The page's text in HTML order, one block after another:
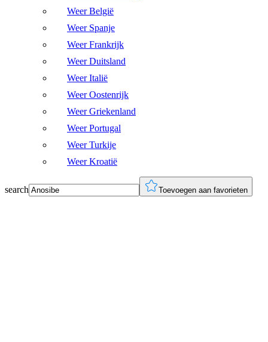
Weer België
Weer Spanje
Weer Frankrijk
Weer Duitsland
Weer Italië
Weer Oostenrijk
Weer Griekenland
Weer Portugal
Weer Turkije
Weer Kroatië
search Toevoegen aan favorieten